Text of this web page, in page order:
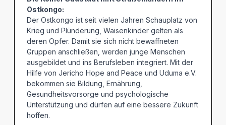
Ostkongo:
Der Ostkongo ist seit vielen Jahren Schauplatz von
Krieg und Plünderung, Waisenkinder gelten als
deren Opfer. Damit sie sich nicht bewaffneten
Gruppen anschließen, werden junge Menschen
ausgebildet und ins Berufsleben integriert. Mit der
Hilfe von Jericho Hope and Peace und Uduma e.V.
bekommen sie Bildung, Ernährung,
Gesundheitsvorsorge und psychologische
Unterstützung und dürfen auf eine bessere Zukunft
hoffen.